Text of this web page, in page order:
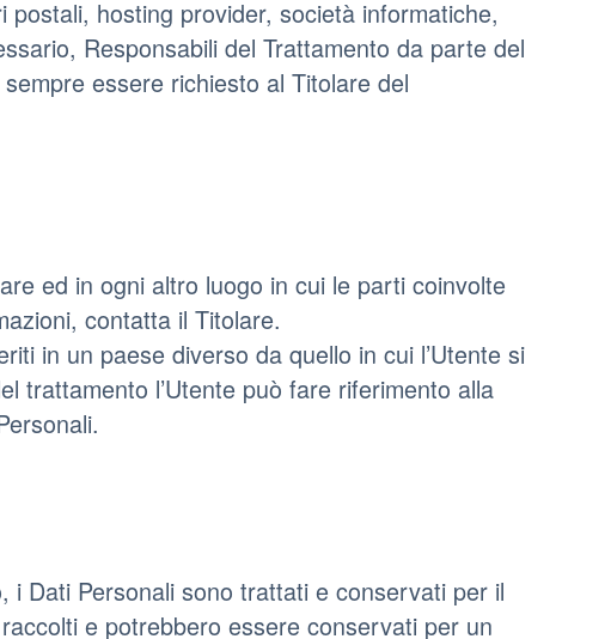
hosting provider, società informatiche,
Responsabili del Trattamento da parte del
essere richiesto al Titolare del
ed in ogni altro luogo in cui le parti coinvolte
contatta il Titolare.
in un paese diverso da quello in cui l’Utente si
trattamento l’Utente può fare riferimento alla
Dati Personali sono trattati e conservati per il
e potrebbero essere conservati per un